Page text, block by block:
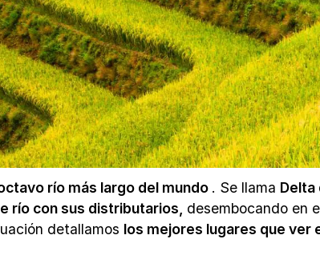
río más largo del mundo . Se llama Delta
río con sus distributarios, desembocando en
detallamos los mejores lugares que ver